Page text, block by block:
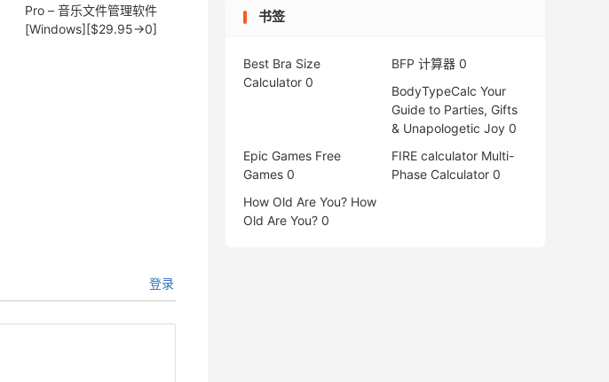
Pro – 音乐文件管理软件
[Windows][$29.95→0]
登录
书签
Best Bra Size
Calculator 0
BFP 计算器 0
BodyTypeCalc Your
Guide to Parties, Gifts
& Unapologetic Joy 0
Epic Games Free
Games 0
FIRE calculator Multi-
Phase Calculator 0
How Old Are You? How
Old Are You? 0